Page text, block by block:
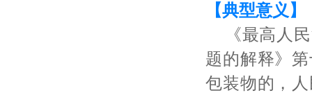
【典型意义】
《最高人
题的解释》
包装物的，